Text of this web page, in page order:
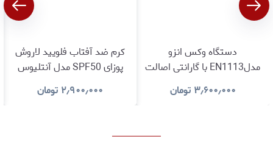
دستگاه وکس انزو
مدلEN1113 با گارانتی اصالت
و سلامت کالا
۳٫۶۰۰٫۰۰۰ تومان
کرم ضد آفتاب فلویید لاروش
پوزای SPF50 مدل آنتلیوس
۲٫۹۰۰٫۰۰۰ تومان